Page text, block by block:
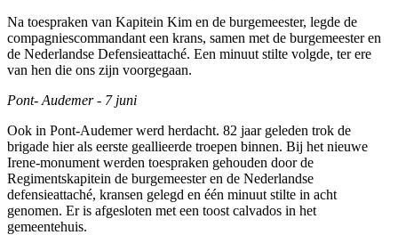
Na toespraken van Kapitein Kim en de burgemeester, legde de
compagniescommandant een krans, samen met de burgemeester en
de Nederlandse Defensieattaché. Een minuut stilte volgde, ter ere
van hen die ons zijn voorgegaan.
Pont- Audemer - 7 juni
Ook in Pont-Audemer werd herdacht. 82 jaar geleden trok de
brigade hier als eerste geallieerde troepen binnen. Bij het nieuwe
Irene-monument werden toespraken gehouden door de
Regimentskapitein de burgemeester en de Nederlandse
defensieattaché, kransen gelegd en één minuut stilte in acht
genomen. Er is afgesloten met een toost calvados in het
gemeentehuis.